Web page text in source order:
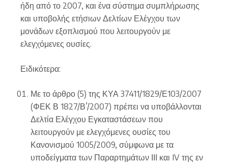
ήδη από το 2007, και ένα σύστημα συμπλήρωσης
και υποβολής ετήσιων Δελτίων Ελέγχου των
μονάδων εξοπλισμού που λειτουργούν με
ελεγχόμενες ουσίες.
Ειδικότερα:
Με το άρθρο (5) της ΚΥΑ 37411/1829/Ε103/2007
(ΦΕΚ Β 1827/Β’/2007) πρέπει να υποβάλλονται
Δελτία Ελέγχου Εγκαταστάσεων που
λειτουργούν με ελεγχόμενες ουσίες του
Κανονισμού 1005/2009, σύμφωνα με τα
υποδείγματα των Παραρτημάτων ΙΙΙ και IV της εν